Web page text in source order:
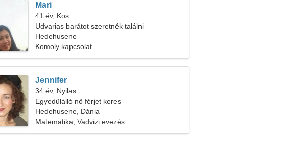
Mari
41 év, Kos
Udvarias barátot szeretnék találni
Hedehusene
Komoly kapcsolat
Jennifer
34 év, Nyilas
Egyedülálló nő férjet keres
Hedehusene, Dánia
Matematika, Vadvizi evezés